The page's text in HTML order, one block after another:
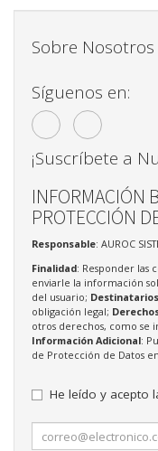
Sobre Nosotros
Síguenos en:
¡Suscríbete a
INFORMACIÓN
PROTECCIÓN
Responsable: AUROC
Finalidad: Responder las
enviarle la información
del usuario; Destinatarios
obligación legal;
otros derechos, como se
Información Adicional:
de Protección de Datos
He leído y acepto